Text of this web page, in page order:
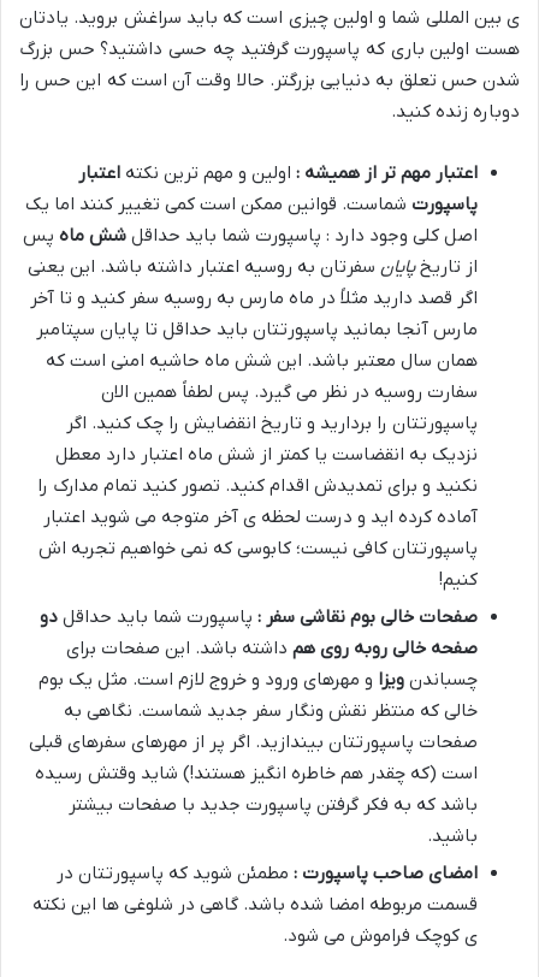
ی بین المللی شما و اولین چیزی است که باید سراغش بروید. یادتان
هست اولین باری که پاسپورت گرفتید چه حسی داشتید؟ حس بزرگ
شدن حس تعلق به دنیایی بزرگتر. حالا وقت آن است که این حس را
دوباره زنده کنید.
اعتبار مهم تر از همیشه : اولین و مهم ترین نکته اعتبار
پاسپورت شماست. قوانین ممکن است کمی تغییر کنند اما یک
اصل کلی وجود دارد : پاسپورت شما باید حداقل شش ماه پس
از تاریخپایان سفرتان به روسیه اعتبار داشته باشد. این یعنی
اگر قصد دارید مثلاً در ماه مارس به روسیه سفر کنید و تا آخر
مارس آنجا بمانید پاسپورتتان باید حداقل تا پایان سپتامبر
همان سال معتبر باشد. این شش ماه حاشیه امنی است که
سفارت روسیه در نظر می گیرد. پس لطفاً همین الان
پاسپورتتان را بردارید و تاریخ انقضایش را چک کنید. اگر
نزدیک به انقضاست یا کمتر از شش ماه اعتبار دارد معطل
نکنید و برای تمدیدش اقدام کنید. تصور کنید تمام مدارک را
آماده کرده اید و درست لحظه ی آخر متوجه می شوید اعتبار
پاسپورتتان کافی نیست؛ کابوسی که نمی خواهیم تجربه اش
کنیم!
صفحات خالی بوم نقاشی سفر : پاسپورت شما باید حداقل دو
صفحه خالی روبه روی هم داشته باشد. این صفحات برای
چسباندن ویزا و مهرهای ورود و خروج لازم است. مثل یک بوم
خالی که منتظر نقش ونگار سفر جدید شماست. نگاهی به
صفحات پاسپورتتان بیندازید. اگر پر از مهرهای سفرهای قبلی
است (که چقدر هم خاطره انگیز هستند!) شاید وقتش رسیده
باشد که به فکر گرفتن پاسپورت جدید با صفحات بیشتر
باشید.
امضای صاحب پاسپورت : مطمئن شوید که پاسپورتتان در
قسمت مربوطه امضا شده باشد. گاهی در شلوغی ها این نکته
ی کوچک فراموش می شود.